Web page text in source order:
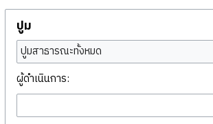
ปูม
ปูมสาธารณะทั้งหมด
ผู้ดำเนินการ: